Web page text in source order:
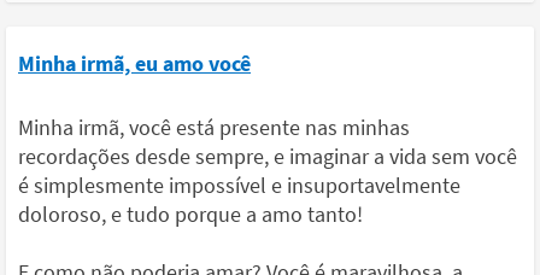
Minha irmã, eu amo você
Minha irmã, você está presente nas minhas
recordações desde sempre, e imaginar a vida sem você
é simplesmente impossível e insuportavelmente
doloroso, e tudo porque a amo tanto!